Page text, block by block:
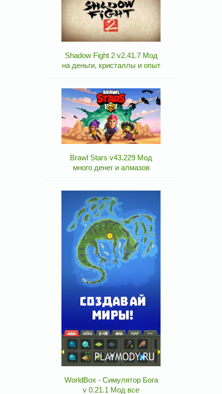
Shadow Fight 2 v2.41.7 Мод
на деньги, кристаллы и опыт
Brawl Stars v43.229 Мод
много денег и алмазов
WorldBox - Симулятор Бога
v 0.21.1 Мод все